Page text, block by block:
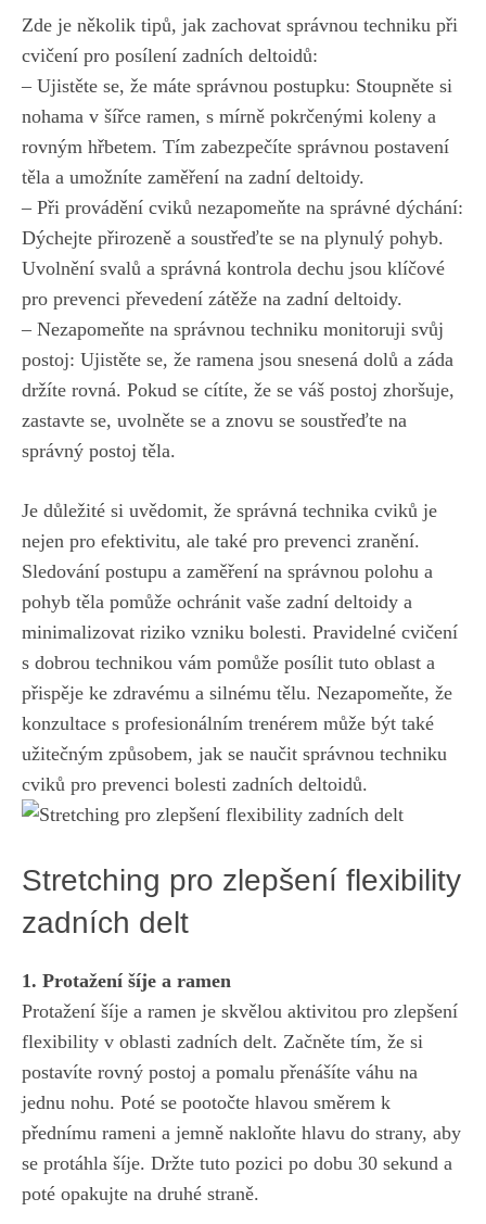
Zde je několik tipů, jak zachovat správnou techniku při
cvičení pro posílení zadních deltoidů:
– Ujistěte se, že máte správnou postupku: Stoupněte si
nohama v šířce ramen, s mírně pokrčenými koleny a
rovným hřbetem. Tím zabezpečíte správnou postavení
těla a umožníte zaměření na zadní deltoidy.
– Při provádění cviků nezapomeňte na správné dýchání:
Dýchejte přirozeně a soustřeďte se na plynulý pohyb.
Uvolnění svalů a správná kontrola dechu jsou klíčové
pro prevenci převedení zátěže na zadní deltoidy.
– Nezapomeňte na správnou techniku monitoruji svůj
postoj: Ujistěte se, že ramena jsou snesená dolů a záda
držíte rovná. Pokud se cítíte, že se váš postoj zhoršuje,
zastavte se, uvolněte se a znovu se soustřeďte na
správný postoj těla.
Je důležité si uvědomit, že správná technika cviků je
nejen pro efektivitu, ale také pro prevenci zranění.
Sledování postupu a zaměření na správnou polohu a
pohyb těla pomůže ochránit vaše zadní deltoidy a
minimalizovat riziko vzniku bolesti. Pravidelné cvičení
s dobrou technikou vám pomůže posílit tuto oblast a
přispěje ke zdravému a silnému tělu. Nezapomeňte, že
konzultace s profesionálním trenérem může být také
užitečným způsobem, jak se naučit správnou techniku
cviků pro prevenci bolesti zadních deltoidů.
Stretching pro zlepšení flexibility
zadních delt
1. Protažení šíje a ramen
Protažení šíje a ramen je skvělou aktivitou pro zlepšení
flexibility v oblasti zadních delt. Začněte tím, že si
postavíte rovný postoj a pomalu přenášíte váhu na
jednu nohu. Poté se pootočte hlavou směrem k
přednímu rameni a jemně nakloňte hlavu do strany, aby
se protáhla šíje. Držte tuto pozici po dobu 30 sekund a
poté opakujte na druhé straně.